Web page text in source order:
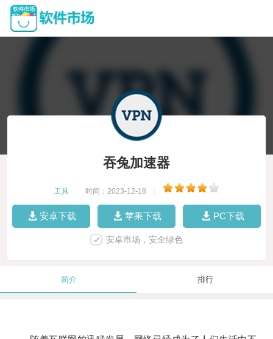
吞兔加速器
工具 时间：2023-12-18
安卓下载 苹果下载 PC下载
安卓市场，安全绿色
简介 排行